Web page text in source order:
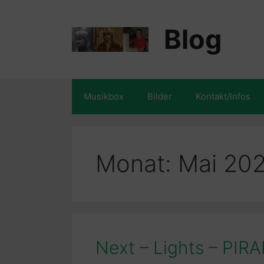
Blog
Musikbox Bilder Kontakt/Infos
Monat: Mai
Next – Lights –